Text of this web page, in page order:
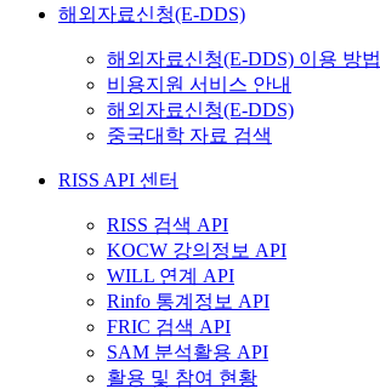
해외자료신청(E-DDS)
해외자료신청(E-DDS) 이용 방법
비용지원 서비스 안내
해외자료신청(E-DDS)
중국대학 자료 검색
RISS API 센터
RISS 검색 API
KOCW 강의정보 API
WILL 연계 API
Rinfo 통계정보 API
FRIC 검색 API
SAM 분석활용 API
활용 및 참여 현황